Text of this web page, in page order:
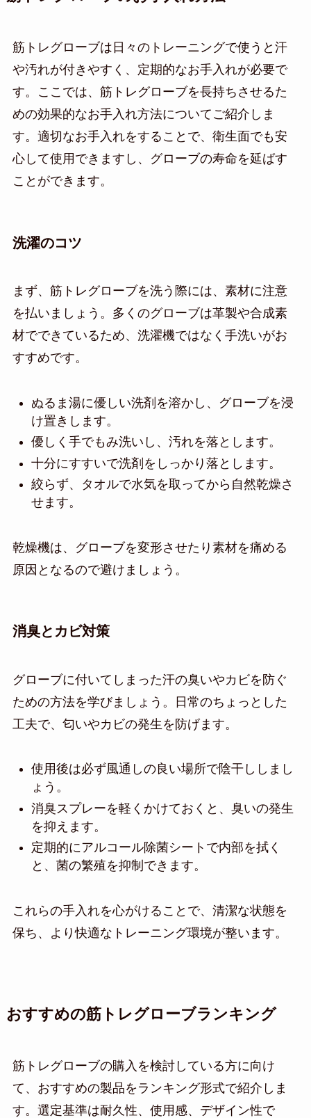
筋トレグローブは日々のトレーニングで使うと汗
や汚れが付きやすく、定期的なお手入れが必要で
す。ここでは、筋トレグローブを長持ちさせるた
めの効果的なお手入れ方法についてご紹介しま
す。適切なお手入れをすることで、衛生面でも安
心して使用できますし、グローブの寿命を延ばす
ことができます。
洗濯のコツ
まず、筋トレグローブを洗う際には、素材に注意
を払いましょう。多くのグローブは革製や合成素
材でできているため、洗濯機ではなく手洗いがお
すすめです。
ぬるま湯に優しい洗剤を溶かし、グローブを浸
け置きします。
優しく手でもみ洗いし、汚れを落とします。
十分にすすいで洗剤をしっかり落とします。
絞らず、タオルで水気を取ってから自然乾燥さ
せます。
乾燥機は、グローブを変形させたり素材を痛める
原因となるので避けましょう。
消臭とカビ対策
グローブに付いてしまった汗の臭いやカビを防ぐ
ための方法を学びましょう。日常のちょっとした
工夫で、匂いやカビの発生を防げます。
使用後は必ず風通しの良い場所で陰干ししまし
ょう。
消臭スプレーを軽くかけておくと、臭いの発生
を抑えます。
定期的にアルコール除菌シートで内部を拭く
と、菌の繁殖を抑制できます。
これらの手入れを心がけることで、清潔な状態を
保ち、より快適なトレーニング環境が整います。
おすすめの筋トレグローブランキング
筋トレグローブの購入を検討している方に向け
て、おすすめの製品をランキング形式で紹介しま
す。選定基準は耐久性、使用感、デザイン性で